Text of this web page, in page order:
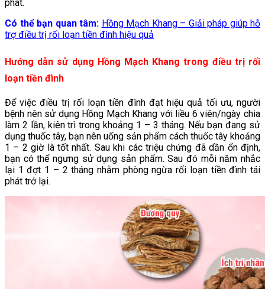
phát.
Có thể bạn quan tâm: Hồng Mạch Khang – Giải pháp giúp hỗ
trợ điều trị rối loạn tiền đình hiệu quả
Hướng dẫn sử dụng Hồng Mạch Khang trong điều trị rối
loạn tiền đình
Để việc điều trị rối loạn tiền đình đạt hiệu quả tối ưu, người
bệnh nên sử dụng Hồng Mạch Khang với liều 6 viên/ngày chia
làm 2 lần, kiên trì trong khoảng 1 – 3 tháng. Nếu bạn đang sử
dụng thuốc tây, bạn nên uống sản phẩm cách thuốc tây khoảng
1 – 2 giờ là tốt nhất. Sau khi các triệu chứng đã dần ổn định,
bạn có thể ngưng sử dụng sản phẩm. Sau đó mỗi năm nhắc
lại 1 đợt 1 – 2 tháng nhằm phòng ngừa rối loạn tiền đình tái
phát trở lại.